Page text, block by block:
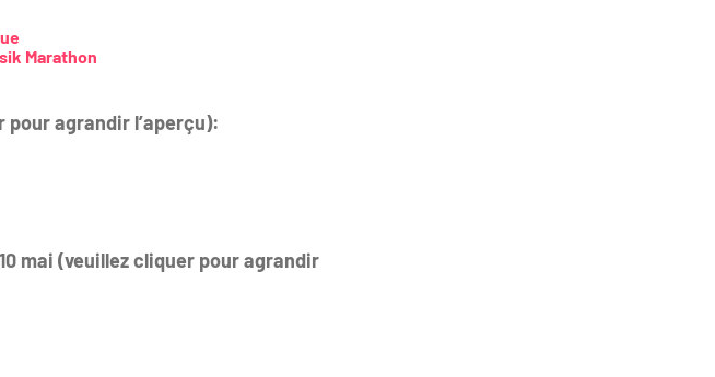
Marathon
pour agrandir l’aperçu):
mai (veuillez cliquer pour agrandir